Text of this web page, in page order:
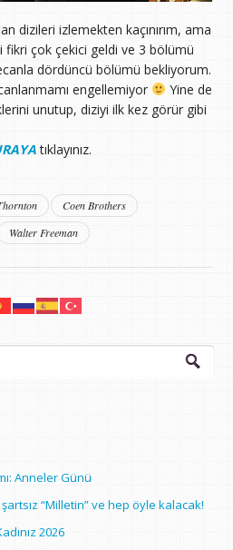
dizileri izlemekten kaçınırım, ama
çok çekici geldi ve 3 bölümü
dördüncü bölümü bekliyorum.
engellemiyor
Yine de
unutup, diziyi ilk kez görür gibi
tıklayınız.
Coen Brothers
Walter Freeman
Anneler Günü
şartsız “Milletin” ve hep öyle kalacak!
2026